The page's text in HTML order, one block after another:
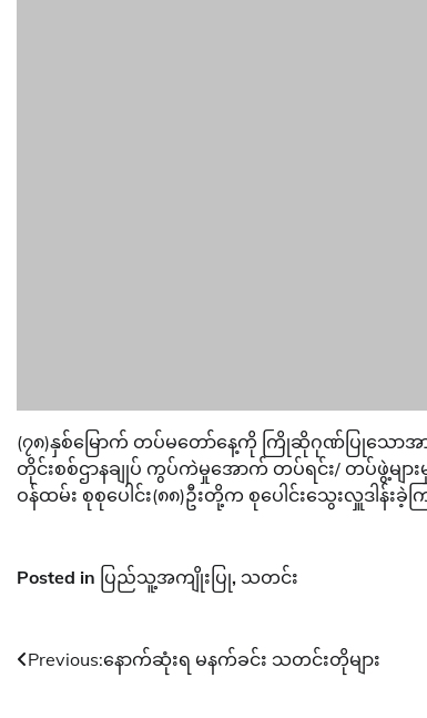
(၇၈)နှစ်မြောက် တပ်မတော်နေ့ကို ကြိုဆိုဂုဏ်ပြုသောအ
တိုင်းစစ်ဌာနချုပ် ကွပ်ကဲမှုအောက် တပ်ရင်း/ တပ်ဖွဲ့များမှ
ဝန်ထမ်း စုစုပေါင်း(၈၈)ဦးတို့က စုပေါင်းသွေးလှူဒါန်
Posted in ပြည်သူ့အကျိုးပြု, သတင်း
Post
Previous:နောက်ဆုံးရ မနက်ခင်း သတင်းတိုများ